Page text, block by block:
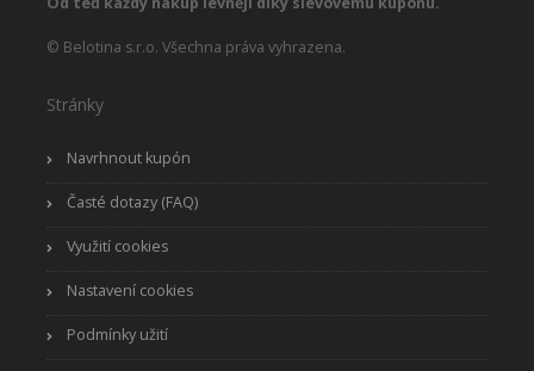
© Belotina s.r.o. Všechna práva vyhrazena.
Stránky
Navrhnout kupón
Časté dotazy (FAQ)
Využití cookies
Nastavení cookies
Podmínky užití